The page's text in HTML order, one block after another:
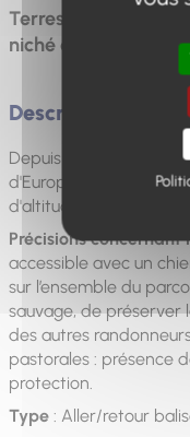
Terres Pleines.
niché dans un écrin
Description
Depuis le parking en
d'Europe, l'itinéraire
d'altitude de Terres
Précisions concernant
accessible avec un
sur l’ensemble du
sauvage, de préserver
des autres
pastorales : présence
protection.
Type: Aller/retour